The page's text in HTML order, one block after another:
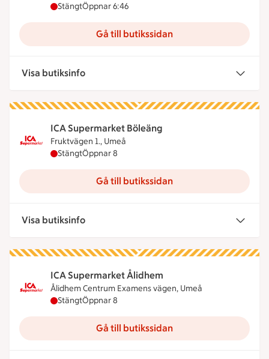
ICA Nära Berghem har stängt, öppnar klockan
StängtÖppnar 6:46
Gå till butikssidan
Visa butiksinfo
ICA Supermarket Böleäng
Fruktvägen 1., Umeå
ICA Supermarket Böleäng har stängt, öppnar
StängtÖppnar 8
Gå till butikssidan
Visa butiksinfo
ICA Supermarket Ålidhem
Ålidhem Centrum Examens vägen, Umeå
ICA Supermarket Ålidhem har stängt, öppnar
StängtÖppnar 8
Gå till butikssidan